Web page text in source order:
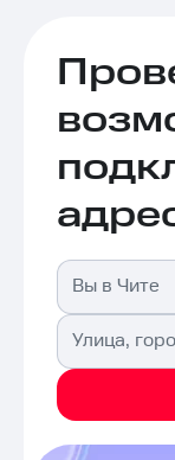
Вы в Чите
Улица,